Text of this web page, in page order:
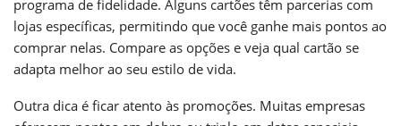
programa de fidelidade. Alguns cartões têm parcerias com
lojas específicas, permitindo que você ganhe mais pontos ao
comprar nelas. Compare as opções e veja qual cartão se
adapta melhor ao seu estilo de vida.
Outra dica é ficar atento às promoções. Muitas empresas